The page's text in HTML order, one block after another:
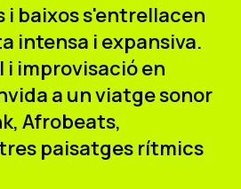
FacebookInstagramYoutubeTwitter/X
i baixos s'entrellacen
intensa i expansiva.
improvisació en
a un viatge sonor
Afrobeats,
paisatges rítmics